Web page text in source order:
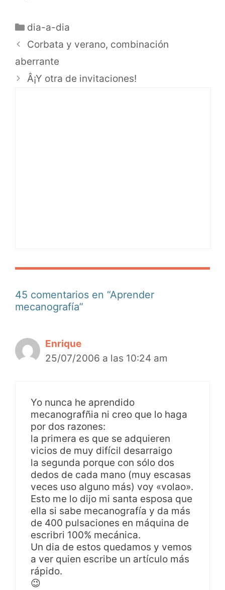
dia-a-dia
Corbata y verano, combinación
aberrante
Â¡Y otra de invitaciones!
45 comentarios en “Aprender
mecanografía”
Enrique
25/07/2006 a las 10:24 am
Yo nunca he aprendido
mecanografñia ni creo que lo haga
por dos razones:
la primera es que se adquieren
vicios de muy difícil desarraigo
la segunda porque con sólo dos
dedos de cada mano (muy escasas
veces uso alguno más) voy «volao».
Esto me lo dijo mi santa esposa que
ella si sabe mecanografía y da más
de 400 pulsaciones en máquina de
escribri 100% mecánica.
Un dia de estos quedamos y vemos
a ver quien escribe un artículo más
rápido.
😉